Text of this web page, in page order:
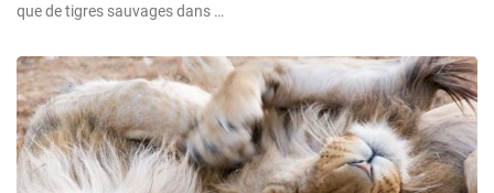
que de tigres sauvages dans …